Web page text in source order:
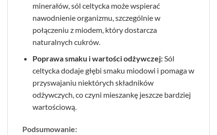
minerałów, sól celtycka może wspierać
nawodnienie organizmu, szczególnie w
połączeniu z miodem, który dostarcza
naturalnych cukrów.
Poprawa smaku i wartości odżywczej:Sól
celtycka dodaje głębi smaku miodowi i pomaga w
przyswajaniu niektórych składników
odżywczych, co czyni mieszankę jeszcze bardziej
wartościową.
Podsumowanie: